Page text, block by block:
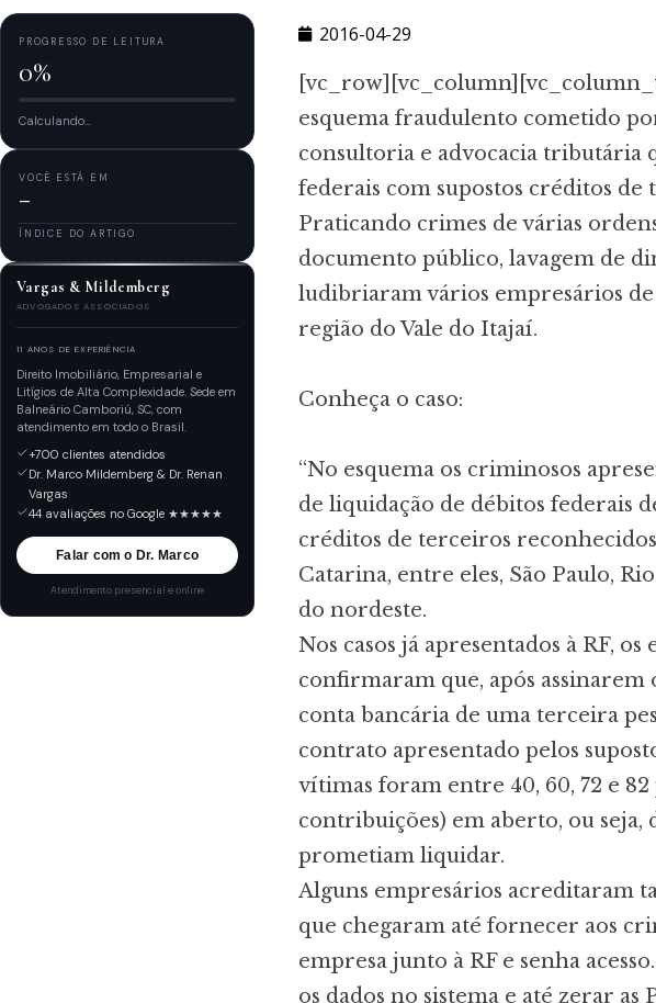
PROGRESSO DE LEITURA
0%
Calculando...
VOCÊ ESTÁ EM
—
ÍNDICE DO ARTIGO
Vargas & Mildemberg
ADVOGADOS ASSOCIADOS
11 ANOS DE EXPERIÊNCIA
Direito Imobiliário, Empresarial e
Litígios de Alta Complexidade. Sede em
Balneário Camboriú, SC, com
atendimento em todo o Brasil.
+700 clientes atendidos
Dr. Marco Mildemberg & Dr. Renan
Vargas
44 avaliações no Google ★★★★★
Falar com o Dr. Marco
Atendimento presencial e online
2016-04-29
esquema fraudulento cometido
consultoria e advocacia tributária
federais com supostos créditos de
Praticando crimes de várias
documento público, lavagem de
ludibriaram vários empresários
região do Vale do Itajaí.
Conheça o caso:
“No esquema os criminosos
de liquidação de débitos federais
créditos de terceiros
Catarina, entre eles, São Paulo,
do nordeste.
Nos casos já apresentados à RF,
confirmaram que, após
conta bancária de uma terceira
contrato apresentado pelos
vítimas foram entre 40, 60, 72 e
contribuições) em aberto, ou seja,
prometiam liquidar.
Alguns empresários acreditaram
que chegaram até fornecer aos
empresa junto à RF e senha
os dados no sistema e até zerar as